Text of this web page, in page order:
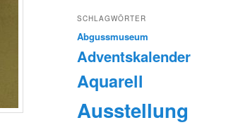
SCHLAGWÖRTER
Abgussmuseum
Adventskalender
Aquarell
Ausstellung